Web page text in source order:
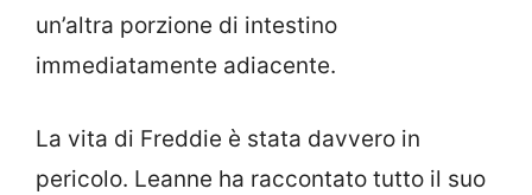
un’altra porzione di intestino
immediatamente adiacente.
La vita di Freddie è stata davvero in
pericolo. Leanne ha raccontato tutto il suo